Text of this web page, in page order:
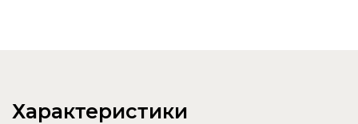
Характеристики